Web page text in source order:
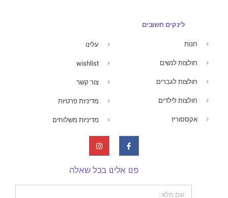
לינקים חשובים
חנות
חולצות לנשים
חולצות לגברים
חולצות לילדים
אקססוריז
עלינו
wishlist
צור קשר
מדיניות פרטיות
מדיניות משלוחים
פנו אלינו בכל שאלה